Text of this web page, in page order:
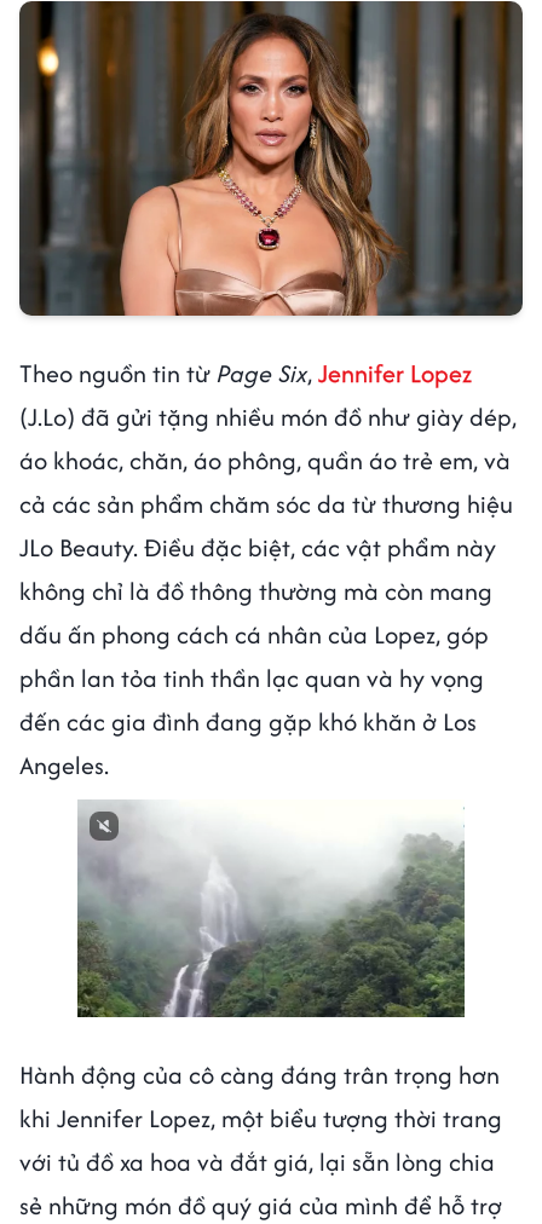
Theo nguồn tin từ Page Six,Jennifer Lopez
(J.Lo) đã gửi tặng nhiều món đồ như giày dép,
áo khoác, chăn, áo phông, quần áo trẻ em, và
cả các sản phẩm chăm sóc da từ thương hiệu
JLo Beauty. Điều đặc biệt, các vật phẩm này
không chỉ là đồ thông thường mà còn mang
dấu ấn phong cách cá nhân của Lopez, góp
phần lan tỏa tinh thần lạc quan và hy vọng
đến các gia đình đang gặp khó khăn ở Los
Angeles.
Hành động của cô càng đáng trân trọng hơn
khi Jennifer Lopez, một biểu tượng thời trang
với tủ đồ xa hoa và đắt giá, lại sẵn lòng chia
sẻ những món đồ quý giá của mình để hỗ trợ